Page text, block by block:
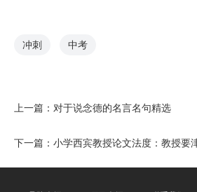
冲刺 中考
上一篇： 对于说念德的名言名句精选
下一篇： 小学西宾教授论文法度：教授要